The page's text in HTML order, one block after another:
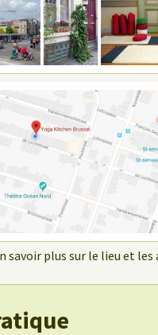
savoir plus sur le lieu et les